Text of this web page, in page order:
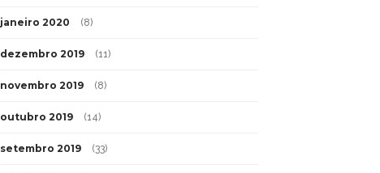
janeiro 2020 (8)
dezembro 2019 (11)
novembro 2019 (8)
outubro 2019 (14)
setembro 2019 (33)